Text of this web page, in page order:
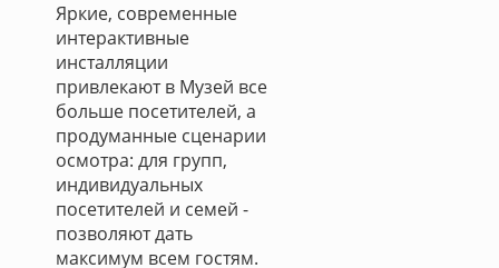
Яркие, современные
интерактивные
инсталляции
привлекают в Музей все
больше посетителей, а
продуманные сценарии
осмотра: для групп,
индивидуальных
посетителей и семей -
позволяют дать
максимум всем гостям.